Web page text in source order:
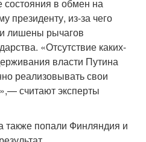
в обмен на
президенту, из-за чего
лишены рычагов
«Отсутствие каких-
власти Путина
реализовывать свои
считают эксперты
также попали Финляндия и